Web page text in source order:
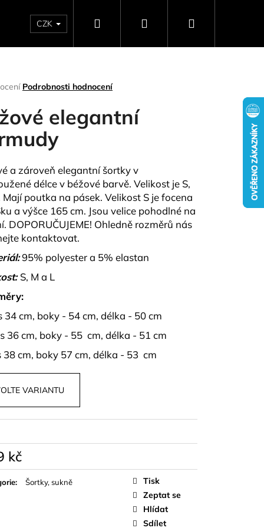
NAPIŠTE NÁM DÁRKOVÉ POUKAZY
CZK Hledat PřihlášeníNákupní
Podrobnosti hodnocení
elegantní
a zároveň elegantní šortky v
délce v béžové barvě. Velikost je S,
Mají poutka na pásek. Velikost S je focena
a výšce 165 cm. Jsou velice pohodlné na
DOPORUČUJEME! Ohledně rozměrů nás
kontaktovat.
95% polyester a 5% elastan
S, M a L
34 cm, boky - 54 cm, délka - 50 cm
36 cm, boky - 55 cm, délka - 51 cm
38 cm, boky 57 cm, délka - 53 cm
VARIANTU
kč
: Šortky, sukně
Tisk
Zeptat se
Hlídat
Sdílet
Následující
A SUKNĚ BELISSE